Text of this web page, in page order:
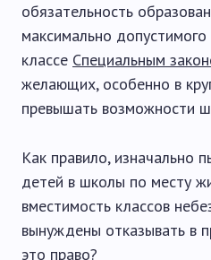
обязательность
максимально допустимого
классе Специальным
желающих, особенно в
превышать возможности
Как правило, изначально
детей в школы по месту
вместимость классов
вынуждены отказывать в
это право?